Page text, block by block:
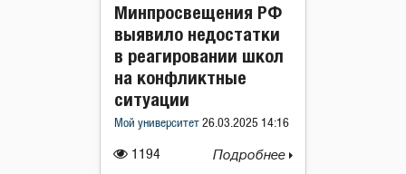
1194
Минпросвещения РФ
выявило недостатки
в реагировании школ
на конфликтные
ситуации
Мой университет 26.03.2025 14:16
Подробнее